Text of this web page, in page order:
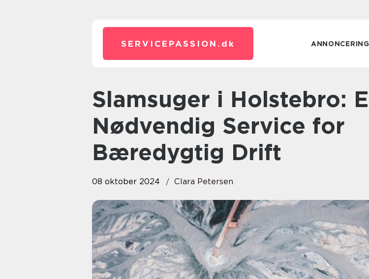
SERVICEPASSION. dk ANNONCERING
Slamsuger i Holstebro: En
Nødvendig Service for
Bæredygtig Drift
08 oktober 2024 Clara Petersen